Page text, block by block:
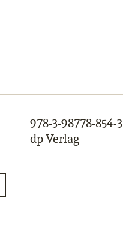
978-3-98778-854-3
dp Verlag